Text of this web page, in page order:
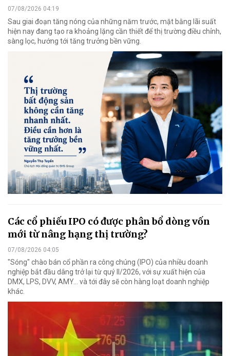
07/08/2026 04:19
Sau giai đoạn tăng nóng của những năm trước, mặt bằng lãi suất
hiện nay đang tạo ra khoảng lặng cần thiết để thị trường điều chỉnh,
sàng lọc, hướng tới tăng trưởng bền vững.
Các cổ phiếu IPO có được phân bổ dòng vốn
mới từ nâng hạng thị trường?
07/08/2026 04:05
"Sóng" chào bán cổ phần ra công chúng (IPO) của nhiều doanh
nghiệp bắt đầu dâng trở lại từ quý II/2026, với sự xuất hiện của
DMX, LPS, DVV, AMY... và tới đây sẽ còn hàng loạt doanh nghiệp
khác.